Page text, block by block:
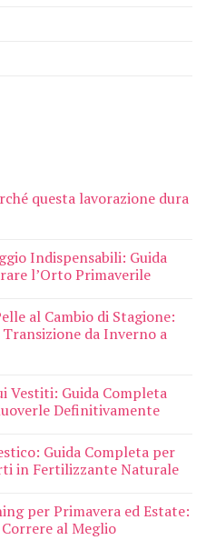
questa lavorazione dura
Indispensabili: Guida
l’Orto Primaverile
al Cambio di Stagione:
da Inverno a
Vestiti: Guida Completa
Definitivamente
Guida Completa per
in Fertilizzante Naturale
per Primavera ed Estate:
al Meglio